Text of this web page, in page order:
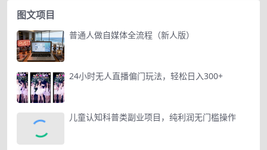
图文项目
普通人做自媒体全流程（新人版）
24小时无人直播偏门玩法，轻松日入300+
儿童认知科普类副业项目，纯利润无门槛操作